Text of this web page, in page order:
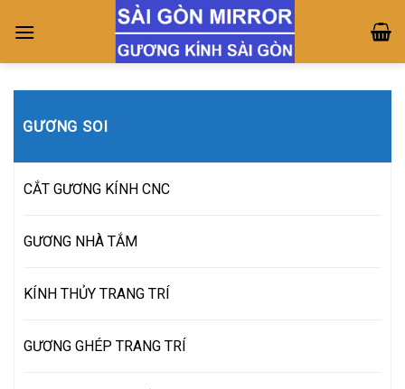
GƯƠNG SOI
CẮT GƯƠNG KÍNH CNC
GƯƠNG NHÀ TẮM
KÍNH THỦY TRANG TRÍ
GƯƠNG GHÉP TRANG TRÍ